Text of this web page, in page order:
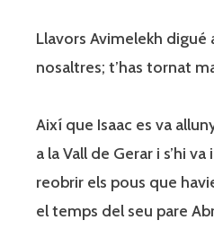
Llavors Avimelekh digué
nosaltres; t’has tornat
Així que Isaac es va
a la Vall de Gerar i s’hi va
reobrir els pous que
el temps del seu pare